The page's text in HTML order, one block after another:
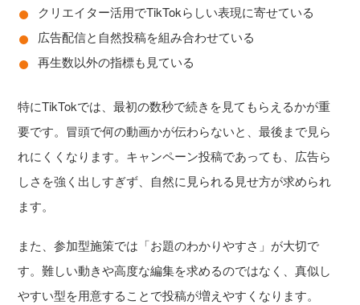
クリエイター活用でTikTokらしい表現に寄せている
広告配信と自然投稿を組み合わせている
再生数以外の指標も見ている
特にTikTokでは、最初の数秒で続きを見てもらえるかが重
要です。冒頭で何の動画かが伝わらないと、最後まで見ら
れにくくなります。キャンペーン投稿であっても、広告ら
しさを強く出しすぎず、自然に見られる見せ方が求められ
ます。
また、参加型施策では「お題のわかりやすさ」が大切で
す。難しい動きや高度な編集を求めるのではなく、真似し
やすい型を用意することで投稿が増えやすくなります。